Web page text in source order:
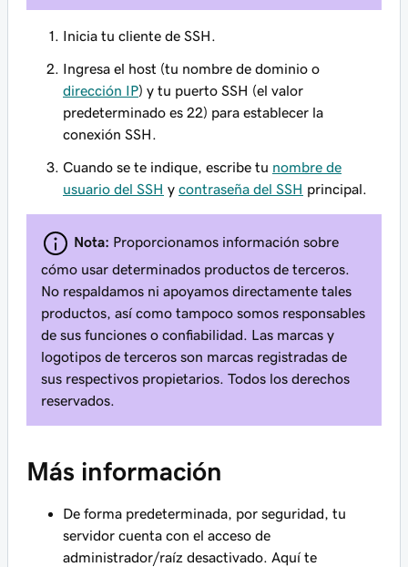
Inicia tu cliente de SSH.
Ingresa el host (tu nombre de dominio o
dirección IP) y tu puerto SSH (el valor
predeterminado es 22) para establecer la
conexión SSH.
Cuando se te indique, escribe tu nombre de
usuario del SSH y contraseña del SSH principal.
Nota: Proporcionamos información sobre
cómo usar determinados productos de terceros.
No respaldamos ni apoyamos directamente tales
productos, así como tampoco somos responsables
de sus funciones o confiabilidad. Las marcas y
logotipos de terceros son marcas registradas de
sus respectivos propietarios. Todos los derechos
reservados.
Más información
De forma predeterminada, por seguridad, tu
servidor cuenta con el acceso de
administrador/raíz desactivado. Aquí te